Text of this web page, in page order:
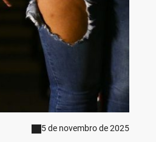
5 de novembro de 2025